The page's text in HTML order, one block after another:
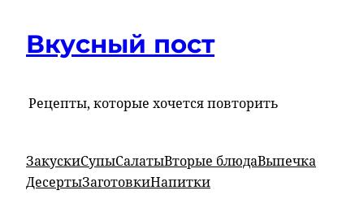
Вкусный пост
Рецепты, которые хочется повторить
ЗакускиСупыСалатыВторые блюдаВыпечка
ДесертыЗаготовкиНапитки